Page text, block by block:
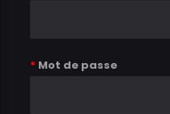
* Mot de passe